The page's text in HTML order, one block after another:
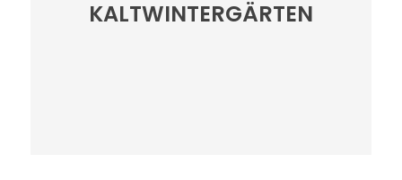
KALTWINTERGÄRTEN